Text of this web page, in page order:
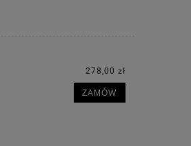
278,00 zł
ZAMÓW